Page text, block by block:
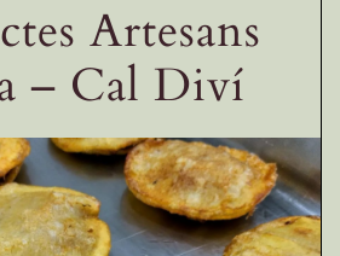
Productes
Productors
Garrotxa
gastronòmics
gastronòmiques
Artesans
– Cal Diví